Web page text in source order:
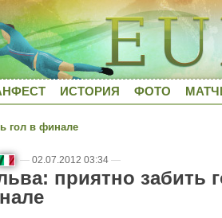
ИСТОРИЯ ФОТО
гол в финале
— 02.07.2012 03:34 —
приятно забить